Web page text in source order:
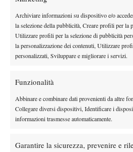
Archiviare informazioni su dispositivo e/o
la selezione della pubblicità, Creare profili per la
Utilizzare profili per la selezione di pubblicità
la personalizzazione dei contenuti, Utilizzare
personalizzati, Sviluppare e migliorare i servizi.
Funzionalità
Abbinare e combinare dati provenienti da altre
Collegare diversi dispositivi, Identificare i
informazioni trasmesse automaticamente.
Garantire la sicurezza, prevenire e